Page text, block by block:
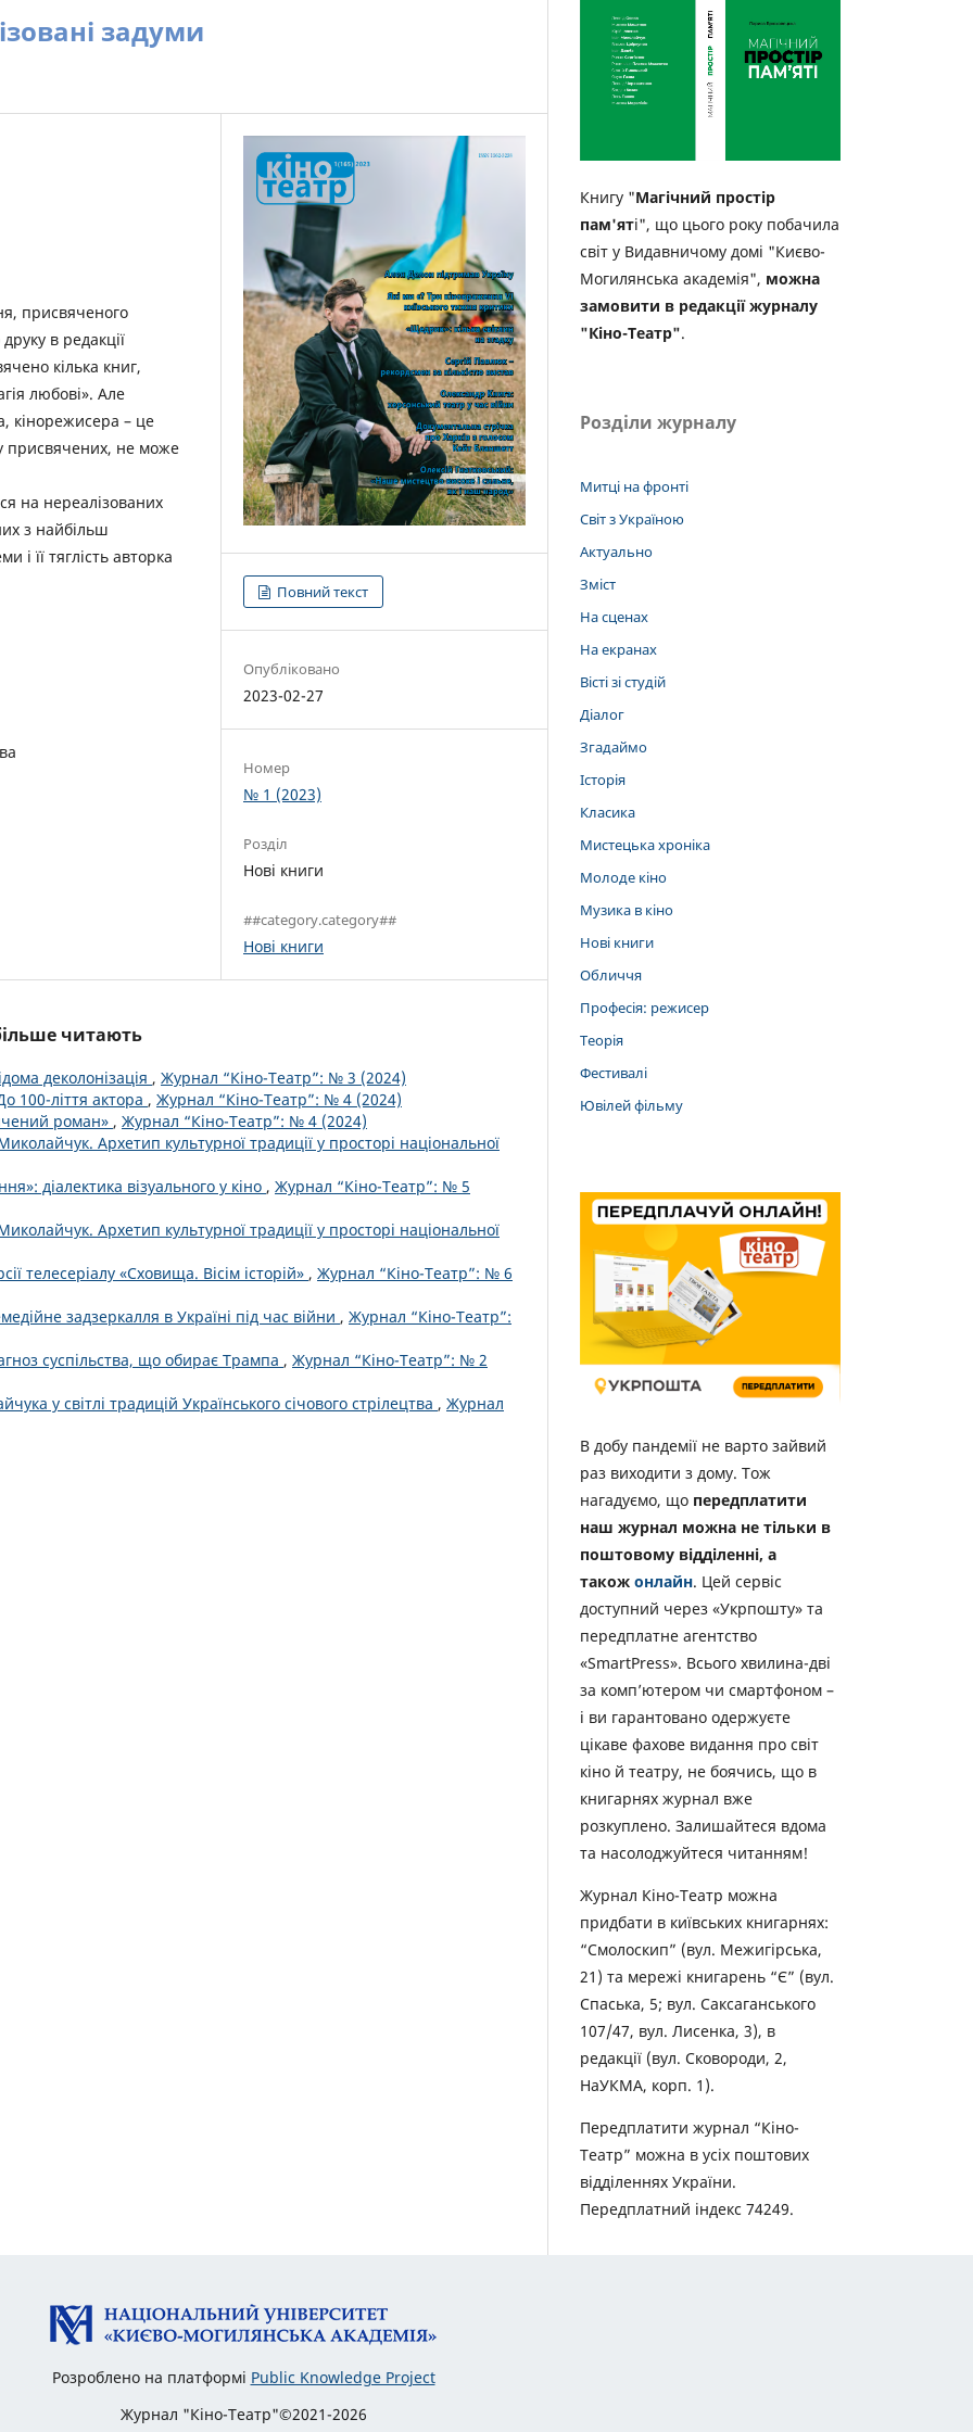
задуми
присвяченого
в редакції
кілька книг,
любові». Але
кінорежисера – це
присвячених, не може
на нереалізованих
з найбільш
і її тяглість авторка
Повний текст
Опубліковано
2023-02-27
Номер
№ 1 (2023)
Розділ
Нові книги
##category.category##
Нові книги
читають
деколонізація , Журнал “Кіно-Театр”: № 3 (2024)
100-ліття актора , Журнал “Кіно-Театр”: № 4 (2024)
роман» , Журнал “Кіно-Театр”: № 4 (2024)
Архетип культурної традиції у просторі національної
діалектика візуального у кіно , Журнал “Кіно-Театр”: № 5
Архетип культурної традиції у просторі національної
телесеріалу «Сховища. Вісім історій» , Журнал “Кіно-Театр”: № 6
задзеркалля в Україні під час війни , Журнал “Кіно-Театр”:
суспільства, що обирає Трампа , Журнал “Кіно-Театр”: № 2
у світлі традицій Українського січового стрілецтва , Журнал
Книгу "Магічний простір
пам'яті", що цього року побачила
світ у Видавничому домі "Києво-
Могилянська академія", можна
замовити в редакції журналу
"Кіно-Театр".
Розділи журналу
Митці на фронті
Світ з Україною
Актуально
Зміст
На сценах
На екранах
Вісті зі студій
Діалог
Згадаймо
Історія
Класика
Мистецька хроніка
Молоде кіно
Музика в кіно
Нові книги
Обличчя
Професія: режисер
Теорія
Фестивалі
Ювілей фільму
В добу пандемії не варто зайвий
раз виходити з дому. Тож
нагадуємо, що передплатити
наш журнал можна не тільки в
поштовому відділенні, а
також онлайн. Цей сервіс
доступний через «Укрпошту» та
передплатне агентство
«SmartPress». Всього хвилина-дві
за комп’ютером чи смартфоном –
і ви гарантовано одержуєте
цікаве фахове видання про світ
кіно й театру, не боячись, що в
книгарнях журнал вже
розкуплено. Залишайтеся вдома
та насолоджуйтеся читанням!
Журнал Кіно-Театр можна
придбати в київських книгарнях:
“Смолоскип” (вул. Межигірська,
21) та мережі книгарень “Є” (вул.
Спаська, 5; вул. Саксаганського
107/47, вул. Лисенка, 3), в
редакції (вул. Сковороди, 2,
НаУКМА, корп. 1).
Передплатити журнал “Кіно-
Театр” можна в усіх поштових
відділеннях України.
Передплатний індекс 74249.
Розроблено на платформі Public Knowledge Project
Журнал "Кіно-Театр"©2021-2026